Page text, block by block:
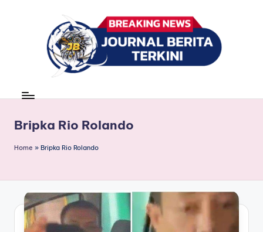
r
n
l
B
e
news
Bripka Rio Rolando
Home » Bripka Rio Rolando